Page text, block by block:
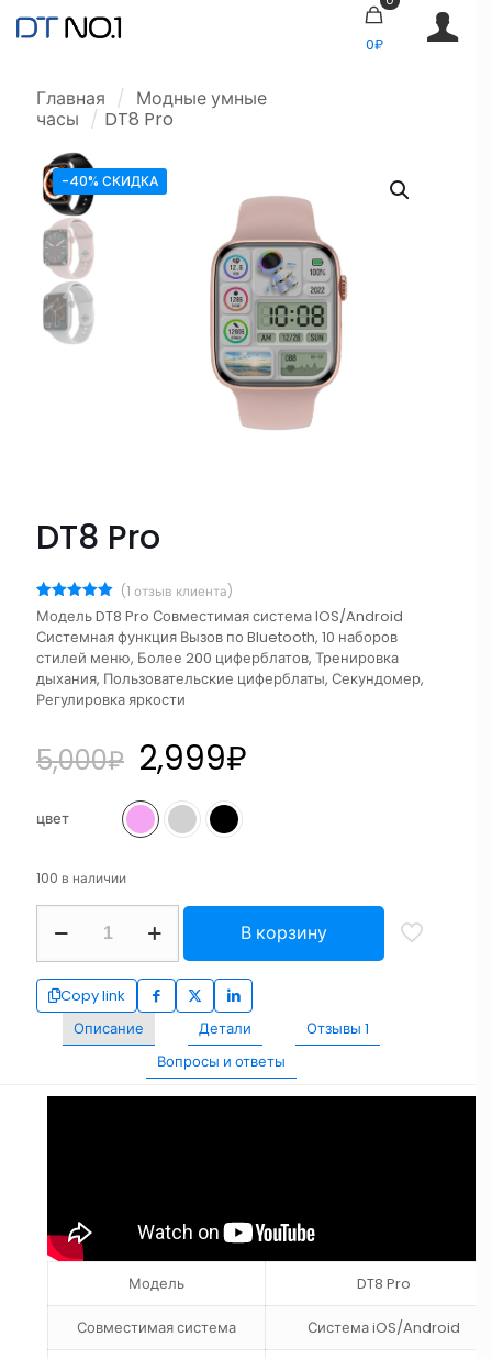
0₽
Главная / Модные умные
часы / DT8 Pro
-40% СКИДКА
DT8 Pro
Рейтинг
5.00из 5
на основе
опроса
1
пользователя
(1 отзыв клиента)
Модель DT8 Pro Совместимая система IOS/Android
Системная функция Вызов по Bluetooth, 10 наборов
стилей меню, Более 200 циферблатов, Тренировка
дыхания, Пользовательские циферблаты, Секундомер,
Регулировка яркости
5,000₽ 2,999₽
цвет
100 в наличии
В корзину
Copy link
Описание
Детали Отзывы 1
Вопросы и ответы
Модель DT8 Pro
Совместимая система Система iOS/Android